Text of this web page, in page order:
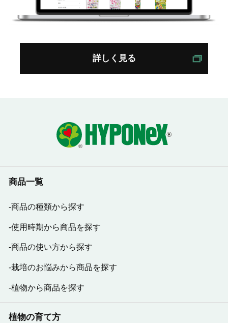
詳しく見る
商品一覧
商品の種類から探す
使用時期から商品を探す
商品の使い方から探す
栽培のお悩みから商品を探す
植物から商品を探す
植物の育て方